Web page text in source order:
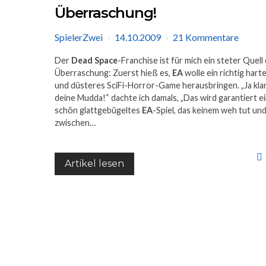
Überraschung!
SpielerZwei 14.10.2009 21 Kommentare
Der Dead Space-Franchise ist für mich ein steter Quell
Überraschung: Zuerst hieß es, EAwolle ein richtig
und düsteres SciFi-Horror-Game herausbringen. „Ja
deine Mudda!“ dachte ich damals, „Das wird garantiert
schön glattgebügeltes EA-Spiel, das keinem weh tut und
zwischen…
Artikel lesen